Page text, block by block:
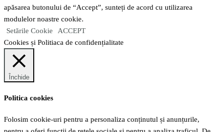
apăsarea butonului de “Accept”, sunteți de acord cu utilizarea
modulelor noastre cookie.
Setările Cookie
ACCEPT
Cookies și Politiaca de confidențialitate
Închide
Politica cookies
Folosim cookie-uri pentru a personaliza conținutul și anunțurile,